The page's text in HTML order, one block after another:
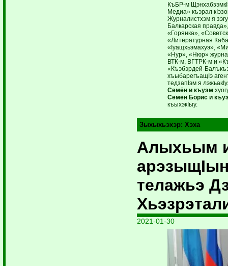
КъБР-м
Медиа» къэрал
Журналистхэм я
Балкарская
«Горянка»,
«Литературная
«Iуащхьэмахуэ»,
«Нур», «Нюр»
ВТК-м, ВГТРК-м и
«Къэбэрдей-
хъыбарегъащIэ
тедзапIэм я
Семён и къуэм
Семён Борис и
къыхэкIыу.
Зыхыхьэхэр: Хэха
Алыхьым
телажьэ
2021-01-30